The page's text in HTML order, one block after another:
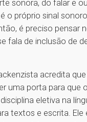
sonora, do falar e
o próprio sinal
é preciso pensar
fala de inclusão de
acredita
uma porta para que
eletiva na
textos e escrita. Ele